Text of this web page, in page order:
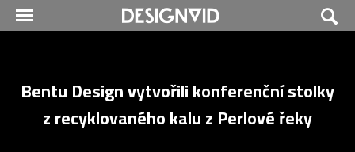
Bentu Design vytvořili konferenční stolky
z recyklovaného kalu z Perlové řeky